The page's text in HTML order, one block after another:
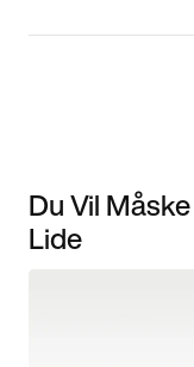
Du Vil
Lide